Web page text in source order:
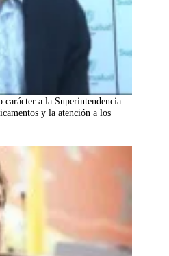
carácter a la Superintendencia
y la atención a los